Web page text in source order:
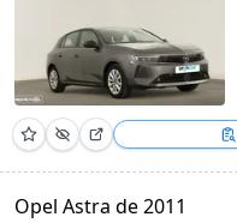
Opel Astra de 2011